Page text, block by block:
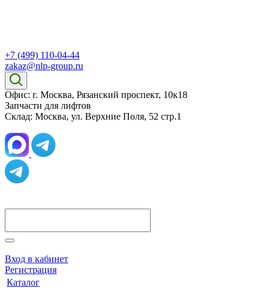
+7 (499) 110-04-44
zakaz@nlp-group.ru
Офис: г. Москва, Рязанский проспект, 10к18
Запчасти для лифтов
Склад: Москва, ул. Верхние Поля, 52 стр.1
Вход в кабинет
Регистрация
Каталог